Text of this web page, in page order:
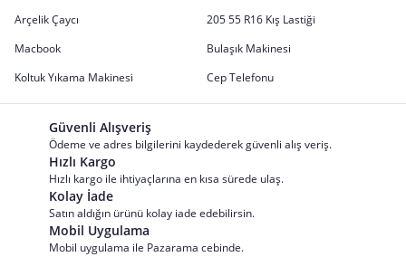
Arçelik Çaycı
205 55 R16 Kış Lastiği
Macbook
Bulaşık Makinesi
Koltuk Yıkama Makinesi
Cep Telefonu
Güvenli Alışveriş
Ödeme ve adres bilgilerini kaydederek güvenli alış veriş.
Hızlı Kargo
Hızlı kargo ile ihtiyaçlarına en kısa sürede ulaş.
Kolay İade
Satın aldığın ürünü kolay iade edebilirsin.
Mobil Uygulama
Mobil uygulama ile Pazarama cebinde.